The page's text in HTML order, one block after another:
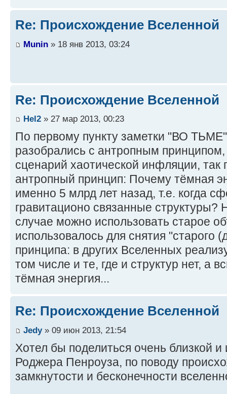
Re: Происхождение Вселенной
Munin » 18 янв 2013, 03:24
Re: Происхождение Вселенной
Hel2 » 27 мар 2013, 00:23
По первому пункту заметки "ВО
разобрались с антропным
сценарий хаотической инфляции, так
антропный принцип: Почему тёмная
именно 5 млрд лет назад, т.е. когда
гравитационо связанные структуры?
случае можно использовать старое
использовалось для снятия "старого
принципа: в других Вселенных
том числе и те, где и структур нет, а
тёмная энергия...
Re: Происхождение Вселенной
Jedy» 09 июн 2013, 21:54
Хотел бы поделиться очень близкой
Роджера Пенроуза, по поводу
замкнутости и бесконечности